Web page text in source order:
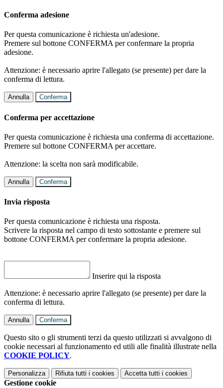
Conferma adesione
Per questa comunicazione è richiesta un'adesione.
Premere sul bottone CONFERMA per confermare la propria
adesione.
Attenzione: è necessario aprire l'allegato (se presente) per dare la
conferma di lettura.
Annulla Conferma
Conferma per accettazione
Per questa comunicazione è richiesta una conferma di accettazione.
Premere sul bottone CONFERMA per accettare.
Attenzione: la scelta non sarà modificabile.
Annulla Conferma
Invia risposta
Per questa comunicazione è richiesta una risposta.
Scrivere la risposta nel campo di testo sottostante e premere sul
bottone CONFERMA per confermare la propria adesione.
Inserire qui la risposta
Attenzione: è necessario aprire l'allegato (se presente) per dare la
conferma di lettura.
Annulla Conferma
Questo sito o gli strumenti terzi da questo utilizzati si avvalgono di
cookie necessari al funzionamento ed utili alle finalità illustrate nella
COOKIE POLICY.
Personalizza Rifiuta tutti i cookies Accetta tutti i cookies
Gestione cookie